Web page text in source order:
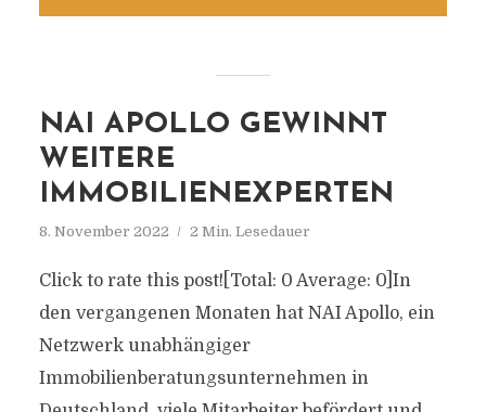
NAI APOLLO GEWINNT
WEITERE
IMMOBILIENEXPERTEN
8. November 2022 2 Min. Lesedauer
Click to rate this post![Total: 0 Average: 0]In
den vergangenen Monaten hat NAI Apollo, ein
Netzwerk unabhängiger
Immobilienberatungsunternehmen in